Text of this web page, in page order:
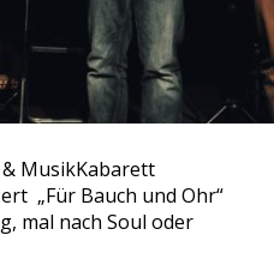
MusikKabarett
„Für Bauch und Ohr“
mal nach Soul oder